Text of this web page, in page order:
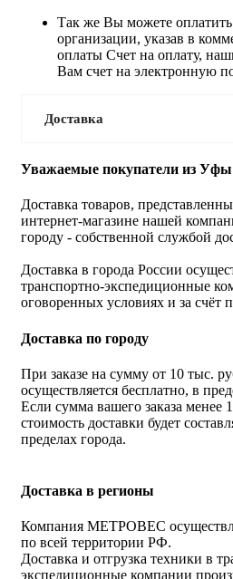
Так же Вы можете оплатить
организации, указав в
оплаты Счет на оплату,
Вам счет на электронную
Доставка
Уважаемые покупатели из Уфы
Доставка товаров,
интернет-магазине нашей
городу - собственной службой
Доставка в города России
транспортно-экспедиционные
оговоренных условиях и за счёт
Доставка по городу
При заказе на сумму от 10 тыс.
осуществляется бесплатно, в
Если сумма вашего заказа менее
стоимость доставки будет
пределах города.
Доставка в регионы
Компания МЕТРОВЕС
по всей территории РФ.
Доставка и отгрузка техники в
экспедиционные компании